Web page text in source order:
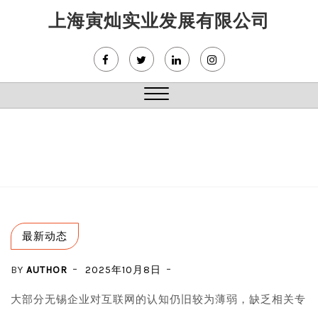
上海寅灿实业发展有限公司
Close
最新动态
BY AUTHOR 2025年10月8日
大部分无锡企业对互联网的认知仍旧较为薄弱，缺乏相关专